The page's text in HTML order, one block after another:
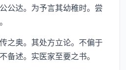
公达。为予言其幼稚时。尝
奥。其处方立论。不偏于
备述。实医家至要之书。